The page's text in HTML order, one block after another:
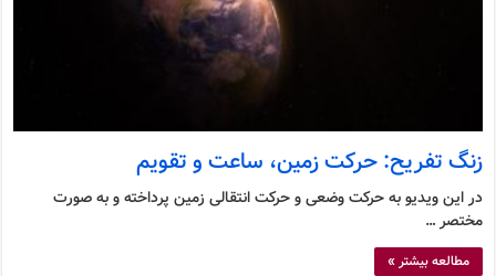
زنگ تفریح: حرکت زمین، ساعت و تقویم
در این ویدیو به حرکت وضعی و حرکت انتقالی زمین پرداخته و به صورت
مختصر …
مطالعه بیشتر »